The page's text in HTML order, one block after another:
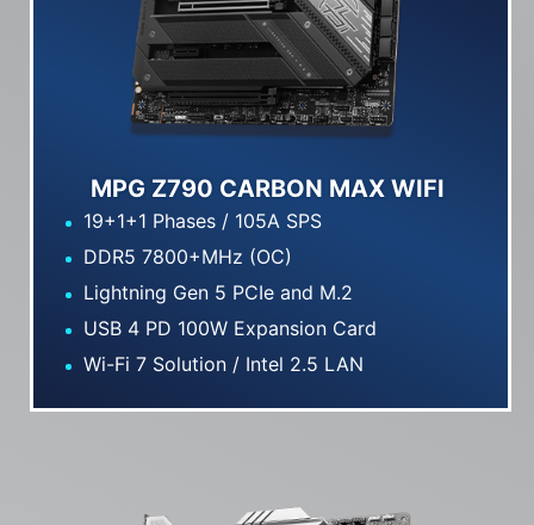
MPG Z790 CARBON MAX WIFI
19+1+1 Phases / 105A SPS
DDR5 7800+MHz (OC)
Lightning Gen 5 PCIe and M.2
USB 4 PD 100W Expansion Card
Wi-Fi 7 Solution / Intel 2.5 LAN